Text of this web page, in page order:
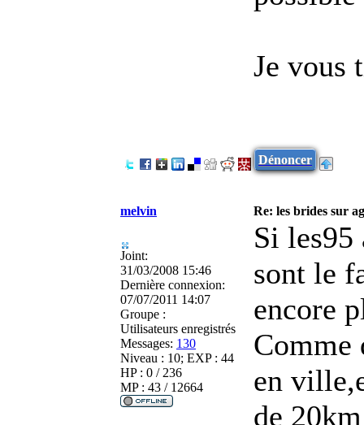
Je vous
Dénoncer
melvin Re: les brides sur
Joint:
31/03/2008 15:46
Dernière connexion:
07/07/2011 14:07
Groupe :
Utilisateurs enregistrés
Messages: 130
Niveau : 10; EXP : 44
HP : 0 / 236
MP : 43 / 12664
Si les95
sont le
encore
Comme
en
de